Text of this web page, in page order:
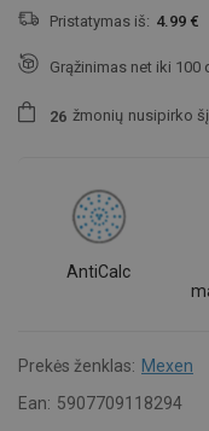
Pristatymas iš: 4.99 €
Grąžinimas net iki 100
26 žmonių nusipirko
AntiCalc
Prekės ženklas: Mexen
Ean: 5907709118294